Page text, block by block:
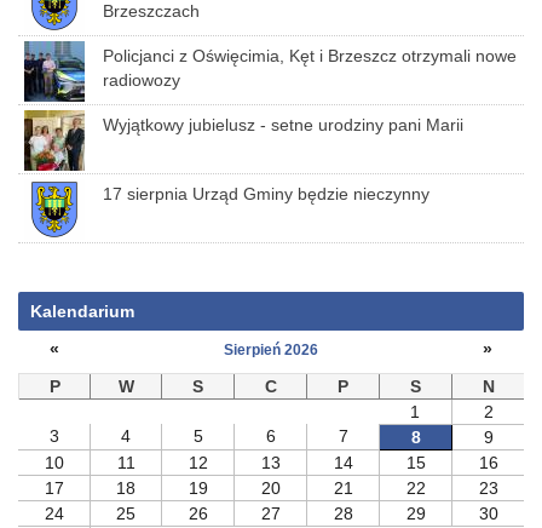
Brzeszczach
Policjanci z Oświęcimia, Kęt i Brzeszcz otrzymali nowe
radiowozy
Wyjątkowy jubielusz - setne urodziny pani Marii
17 sierpnia Urząd Gminy będzie nieczynny
Kalendarium
«
Sierpień 2026
»
P
W S C P S
N
1
2
3
4 5 6 7 8
9
10
11 12 13 14 15
16
17
18 19 20 21 22
23
24
25 26 27 28 29
30